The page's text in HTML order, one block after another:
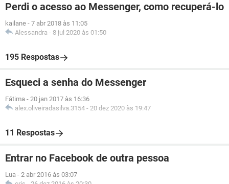
Perdi o acesso ao Messenger, como recuperá-lo
kailane - 7 abr 2018 às 11:05
Alessandra - 8 jul 2020 às 01:50
195 Respostas
Esqueci a senha do Messenger
Fátima - 20 jan 2017 às 16:36
alex.oliveiradasilva.3154 - 20 dez 2020 às 19:47
11 Respostas
Entrar no Facebook de outra pessoa
Lua - 2 abr 2016 às 03:07